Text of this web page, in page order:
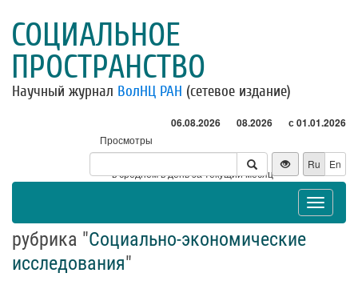
СОЦИАЛЬНОЕ
ПРОСТРАНСТВО
Научный журнал ВолНЦ РАН (сетевое издание)
06.08.2026 08.2026 с 01.01.2026
Просмотры
Посетители
* - в среднем в день за текущий месяц
Ru En
Toggle
рубрика "Социально-экономические
исследования"